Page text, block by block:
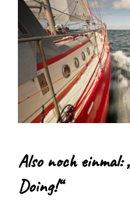
Also noch einmal:
Doing!“